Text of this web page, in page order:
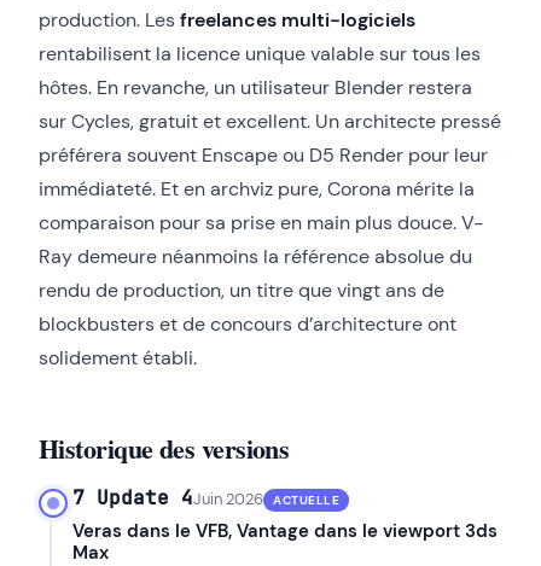
production. Lesfreelances multi-logiciels
rentabilisent la licence unique valable sur tous les
hôtes. En revanche, un utilisateur Blender restera
sur Cycles, gratuit et excellent. Un architecte pressé
préférera souvent Enscape ou D5 Render pour leur
immédiateté. Et en archviz pure, Corona mérite la
comparaison pour sa prise en main plus douce. V-
Ray demeure néanmoins la référence absolue du
rendu de production, un titre que vingt ans de
blockbusters et de concours d’architecture ont
solidement établi.
Historique des versions
7 Update 4Juin 2026 ACTUELLE
Veras dans le VFB, Vantage dans le viewport 3ds
Max